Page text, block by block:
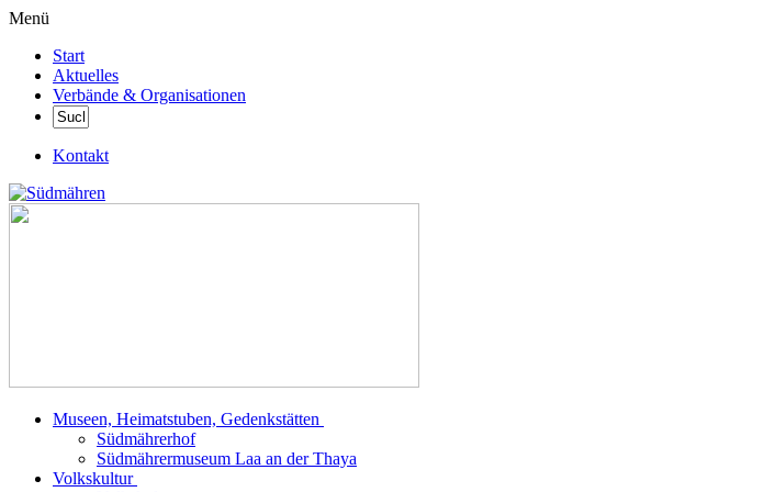
Menü
Start
Aktuelles
Verbände & Organisationen
Kontakt
Museen, Heimatstuben, Gedenkstätten
Südmährerhof
Südmährermuseum Laa an der Thaya
Volkskultur